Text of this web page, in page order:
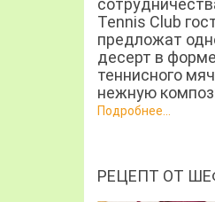
Tennis Club
предложат
десерт в форме
теннисного
нежную
Подробнее...
РЕЦЕПТ ОТ